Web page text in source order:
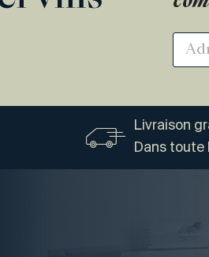
Livraison
Dans toute